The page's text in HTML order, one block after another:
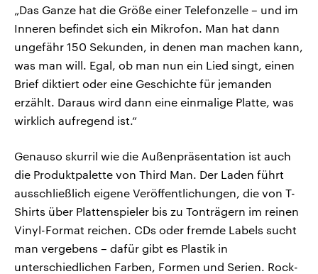
„Das Ganze hat die Größe einer Telefonzelle – und im
Inneren befindet sich ein Mikrofon. Man hat dann
ungefähr 150 Sekunden, in denen man machen kann,
was man will. Egal, ob man nun ein Lied singt, einen
Brief diktiert oder eine Geschichte für jemanden
erzählt. Daraus wird dann eine einmalige Platte, was
wirklich aufregend ist.“
Genauso skurril wie die Außenpräsentation ist auch
die Produktpalette von Third Man. Der Laden führt
ausschließlich eigene Veröffentlichungen, die von T-
Shirts über Plattenspieler bis zu Tonträgern im reinen
Vinyl-Format reichen. CDs oder fremde Labels sucht
man vergebens – dafür gibt es Plastik in
unterschiedlichen Farben, Formen und Serien. Rock-